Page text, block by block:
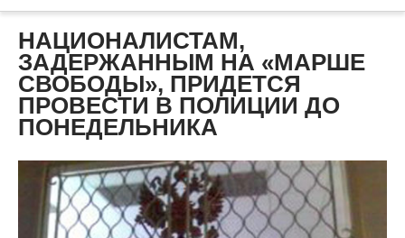
НАЦИОНАЛИСТАМ,
ЗАДЕРЖАННЫМ НА «МАРШЕ
СВОБОДЫ», ПРИДЕТСЯ
ПРОВЕСТИ В ПОЛИЦИИ ДО
ПОНЕДЕЛЬНИКА